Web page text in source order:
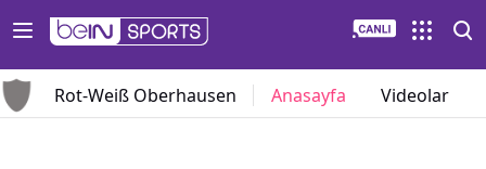
Rot-Weiß Oberhausen Anasayfa Videolar